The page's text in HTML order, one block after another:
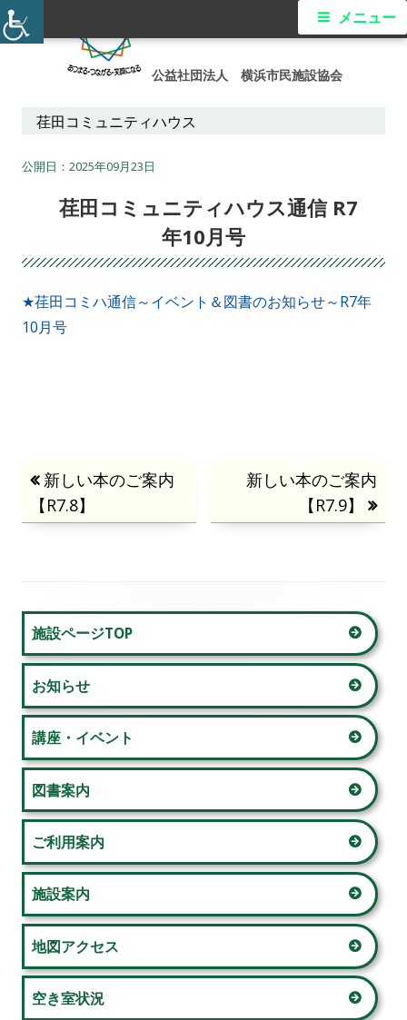
コ
ン
公益社団法人 横浜市民施設協会
メ
ニ
メニュー
荏田コミュニティハウス
2025年09月23日
荏田コミュニティハウス通信 R7
年10月号
★荏田コミハ通信～イベント＆図書のお知らせ～R7年
10月号
投
稿
ゲ
ー
シ
ョ
ン
前
の
記
新しい本のご案内
【R7.8】
次
記
新しい本のご案内
【R7.9】
メ
イ
ン
サ
イ
ド
バ
ー
施設ページTOP
お知らせ
講座・イベント
図書案内
ご利用案内
施設案内
地図アクセス
空き室状況